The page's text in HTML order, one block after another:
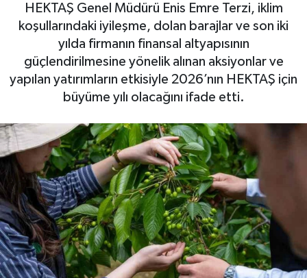
HEKTAŞ Genel Müdürü Enis Emre Terzi, iklim
koşullarındaki iyileşme, dolan barajlar ve son iki
yılda firmanın finansal altyapısının
güçlendirilmesine yönelik alınan aksiyonlar ve
yapılan yatırımların etkisiyle 2026’nın HEKTAŞ için
büyüme yılı olacağını ifade etti.
Otovitrin
Asayiş
Magazin
Gayrimenkul
Spor
Eğitim
Haber Arşivi